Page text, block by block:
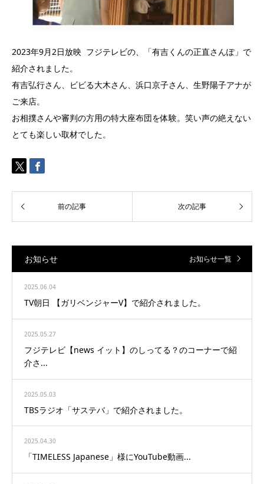
2023年9月2日放映 フジテレビの、「有吉くんの正直さんぽ」で
紹介されました。
有吉弘行さん、ビビる大木さん、浜口京子さん、生野陽子アナが
ご来店。
お相撲さんや審判の方用の特大座布団を体験。笑い声の絶えない
とても楽しい取材でした。
お知らせ お知らせ一覧
2025.06.04
TV朝日 【ガリベンジャーV】で紹介されました。
2025.05.27
フジテレビ【news イット】のしってる？のコーナーで紹
介さ...
2025.05.03
TBSラジオ「サステバ」で紹介されました。
2025.04.30
「TIMELESS Japanese」様にYouTube動画...